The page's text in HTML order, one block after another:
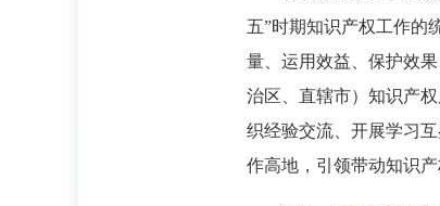
五”时期知识产权工作的
量、运用效益、保护效
治区、直辖市）知识产
织经验交流、开展学习
作高地，引领带动知识产